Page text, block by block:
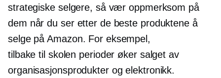
strategiske selgere, så vær oppmerksom på
dem når du ser etter de beste produktene å
selge på Amazon. For eksempel,
tilbake til skolen perioder øker salget av
organisasjonsprodukter og elektronikk.